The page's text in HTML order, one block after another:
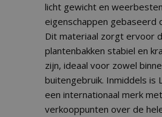
licht gewicht en
eigenschappen gebaseerd
Dit materiaal zorgt ervoor
plantenbakken stabiel en
zijn, ideaal voor zowel
buitengebruik. Inmiddels is
een internationaal merk met
verkooppunten over de